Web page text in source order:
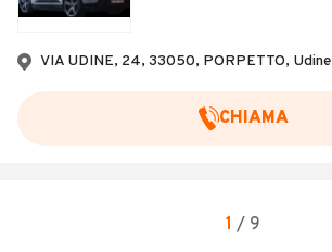
VIA UDINE, 24, 33050, PORPETTO, Udine
CHIAMA
1 / 9